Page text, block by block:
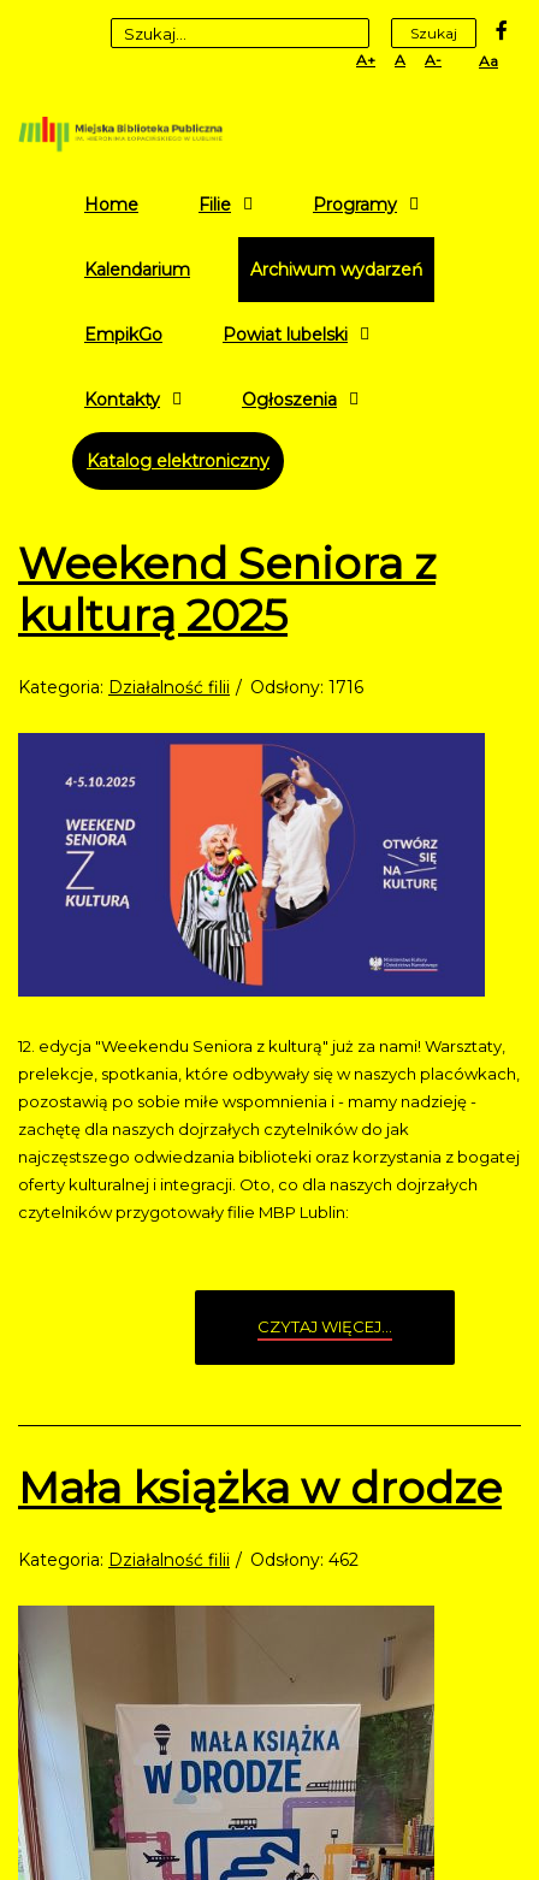
Szukaj
Set
LargerDefault
Set
Smaller
High
Home Filie Programy
Kalendarium Archiwum wydarzeń
EmpikGo Powiat lubelski
Kontakty Ogłoszenia
Katalog elektroniczny
Weekend Seniora z
kulturą 2025
Kategoria: Działalność filii Odsłony: 1716
12. edycja "Weekendu Seniora z kulturą" już za nami! Warsztaty,
prelekcje, spotkania, które odbywały się w naszych placówkach,
pozostawią po sobie miłe wspomnienia i - mamy nadzieję -
zachętę dla naszych dojrzałych czytelników do jak
najczęstszego odwiedzania biblioteki oraz korzystania z bogatej
oferty kulturalnej i integracji. Oto, co dla naszych dojrzałych
czytelników przygotowały filie MBP Lublin:
CZYTAJ WIĘCEJ...
Mała książka w drodze
Kategoria: Działalność filii Odsłony: 462